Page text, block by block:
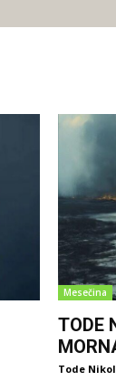
Mesečina
TODE
Tode